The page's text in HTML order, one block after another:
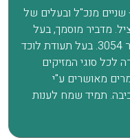
שניים מנכ"ל ובעלים של
מדביר מוסמך, בעל
רישיון הדברה מספר 3054. בעל תעודת לוכד
לכל סוגי המזיקים
מאושרים ע"י
תמיד שמח לענות